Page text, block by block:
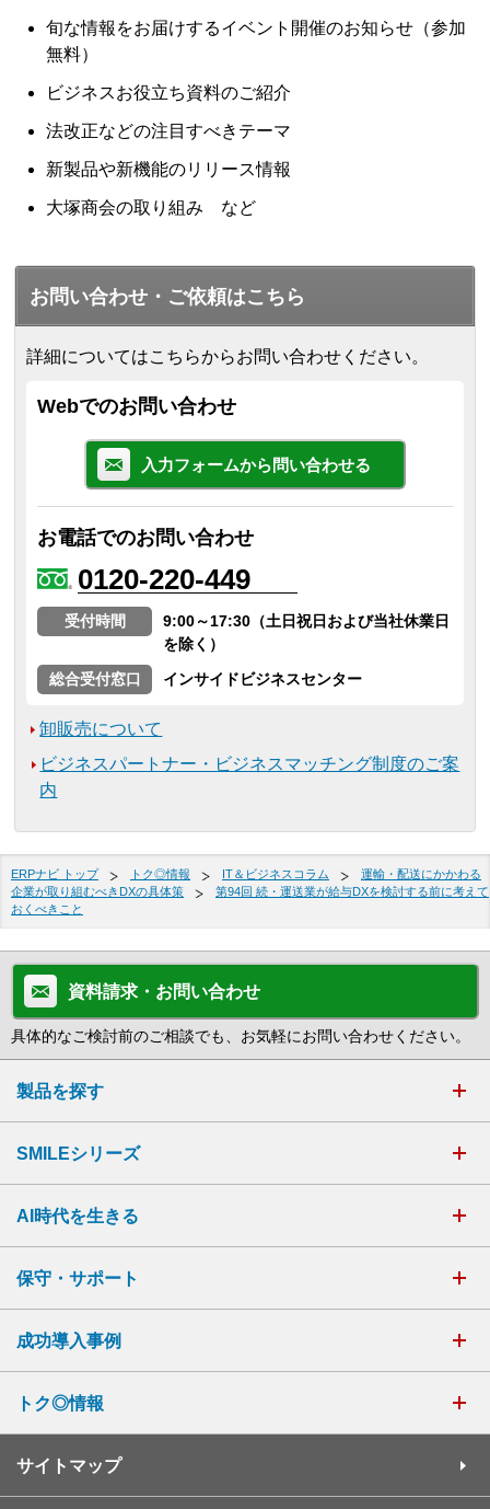
旬な情報をお届けするイベント開催のお知らせ（参加
無料）
ビジネスお役立ち資料のご紹介
法改正などの注目すべきテーマ
新製品や新機能のリリース情報
大塚商会の取り組み など
お問い合わせ・ご依頼はこちら
詳細についてはこちらからお問い合わせください。
Webでのお問い合わせ
入力フォームから問い合わせる
お電話でのお問い合わせ
0120-220-449
受付時間
9:00～17:30（土日祝日および当社休業日
を除く）
総合受付窓口
インサイドビジネスセンター
卸販売について
ビジネスパートナー・ビジネスマッチング制度のご案
内
ERPナビ トップ トク◎情報 IT＆ビジネスコラム
運輸・配送にかかわる
企業が取り組むべきDXの具体策
第94回 続・運送業が給与DXを検討する前に考えて
おくべきこと
資料請求・お問い合わせ
具体的なご検討前のご相談でも、お気軽にお問い合わせください。
製品を探す
SMILEシリーズ
AI時代を生きる
保守・サポート
成功導入事例
トク◎情報
サイトマップ